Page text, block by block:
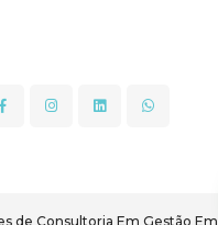
de Consultoria Em Gestão